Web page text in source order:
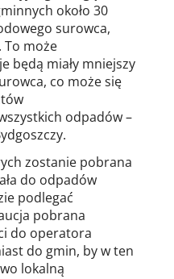
około 30
surowca,
To może
będą miały mniejszy
co może się
odpadów –
zostanie pobrana
do odpadów
podlegać
pobrana
do operatora
do gmin, by w ten
lokalną